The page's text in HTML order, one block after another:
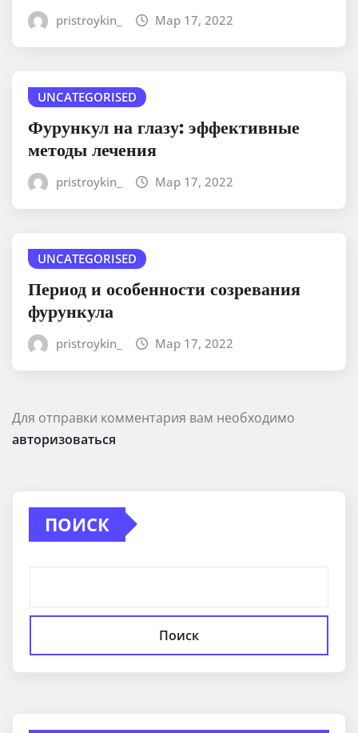
pristroykin_ Мар 17, 2022
UNCATEGORISED
Фурункул на глазу: эффективные
методы лечения
pristroykin_ Мар 17, 2022
UNCATEGORISED
Период и особенности созревания
фурункула
pristroykin_ Мар 17, 2022
Для отправки комментария вам необходимо
авторизоваться
ПОИСК
Поиск